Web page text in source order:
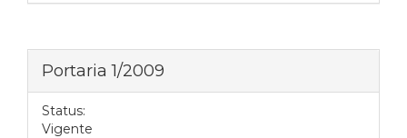
Portaria 1/2009
Status:
Vigente